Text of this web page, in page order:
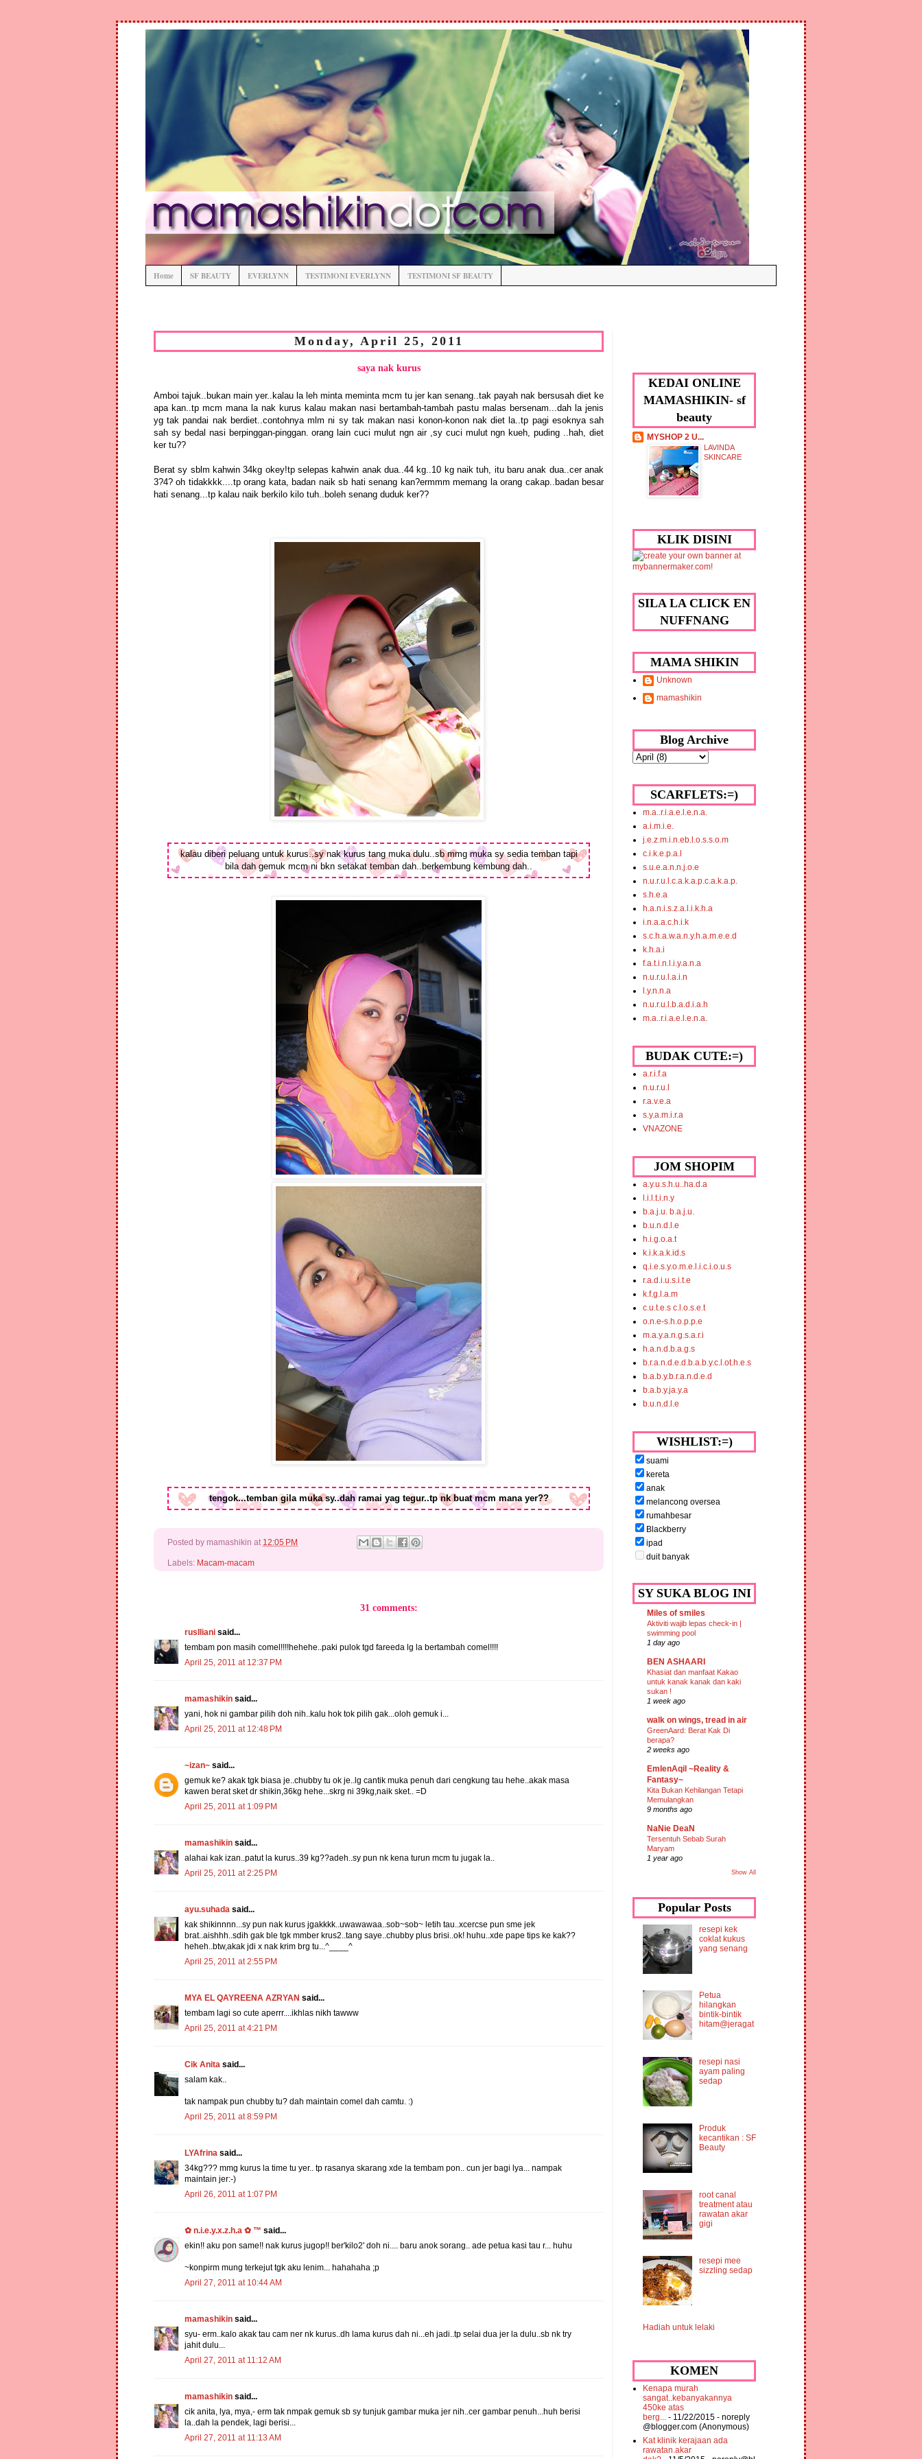
Home SF BEAUTY EVERLYNN TESTIMONI EVERLYNN TESTIMONI SF BEAUTY
Monday, April 25, 2011
saya nak kurus
Amboi tajuk..bukan main yer..kalau la leh minta meminta mcm tu jer kan senang..tak payah nak bersusah diet ke
apa kan..tp mcm mana la nak kurus kalau makan nasi bertambah-tambah pastu malas bersenam...dah la jenis
yg tak pandai nak berdiet..contohnya mlm ni sy tak makan nasi konon-konon nak diet la..tp pagi esoknya sah
sah sy bedal nasi berpinggan-pinggan. orang lain cuci mulut ngn air ,sy cuci mulut ngn kueh, puding ..hah, diet
ker tu??
Berat sy sblm kahwin 34kg okey!tp selepas kahwin anak dua..44 kg..10 kg naik tuh, itu baru anak dua..cer anak
3?4? oh tidakkkk....tp orang kata, badan naik sb hati senang kan?ermmm memang la orang cakap..badan besar
hati senang...tp kalau naik berkilo kilo tuh..boleh senang duduk ker??
kalau diberi peluang untuk kurus..sy nak kurus tang muka dulu..sb mmg muka sy sedia temban tapi
bila dah gemuk mcm ni bkn setakat temban dah..berkembung kembung dah..
tengok...temban gila muka sy..dah ramai yag tegur..tp nk buat mcm mana yer??
Posted by mamashikin at 12:05 PM
Labels: Macam-macam
31 comments:
rusIliani said...
tembam pon masih comel!!!!hehehe..paki pulok tgd fareeda lg la bertambah comel!!!!
April 25, 2011 at 12:37 PM
mamashikin said...
yani, hok ni gambar pilih doh nih..kalu hok tok pilih gak...oloh gemuk i...
April 25, 2011 at 12:48 PM
~izan~ said...
gemuk ke? akak tgk biasa je..chubby tu ok je..lg cantik muka penuh dari cengkung tau hehe..akak masa
kawen berat sket dr shikin,36kg hehe...skrg ni 39kg,naik sket.. =D
April 25, 2011 at 1:09 PM
mamashikin said...
alahai kak izan..patut la kurus..39 kg??adeh..sy pun nk kena turun mcm tu jugak la..
April 25, 2011 at 2:25 PM
ayu.suhada said...
kak shikinnnn...sy pun nak kurus jgakkkk..uwawawaa..sob~sob~ letih tau..xcercse pun sme jek
brat..aishhh..sdih gak ble tgk mmber krus2..tang saye..chubby plus brisi..ok! huhu..xde pape tips ke kak??
heheh..btw,akak jdi x nak krim brg tu...^____^
April 25, 2011 at 2:55 PM
MYA EL QAYREENA AZRYAN said...
tembam lagi so cute aperrr....ikhlas nikh tawww
April 25, 2011 at 4:21 PM
Cik Anita said...
salam kak..
tak nampak pun chubby tu? dah maintain comel dah camtu. :)
April 25, 2011 at 8:59 PM
LYAfrina said...
34kg??? mmg kurus la time tu yer.. tp rasanya skarang xde la tembam pon.. cun jer bagi lya... nampak
maintain jer:-)
April 26, 2011 at 1:07 PM
✿ n.i.e.y.x.z.h.a ✿ ™ said...
ekin!! aku pon same!! nak kurus jugop!! ber'kilo2' doh ni.... baru anok sorang.. ade petua kasi tau r... huhu
~konpirm mung terkejut tgk aku lenim... hahahaha ;p
April 27, 2011 at 10:44 AM
mamashikin said...
syu- erm..kalo akak tau cam ner nk kurus..dh lama kurus dah ni...eh jadi..tp selai dua jer la dulu..sb nk try
jahit dulu...
April 27, 2011 at 11:12 AM
mamashikin said...
cik anita, lya, mya,- erm tak nmpak gemuk sb sy tunjuk gambar muka jer nih..cer gambar penuh...huh berisi
la..dah la pendek, lagi berisi...
April 27, 2011 at 11:13 AM
KEDAI ONLINE
MAMASHIKIN- sf
beauty
MYSHOP 2 U...
LAVINDA
SKINCARE
KLIK DISINI
SILA LA CLICK EN
NUFFNANG
MAMA SHIKIN
Unknown
mamashikin
Blog Archive
SCARFLETS:=)
m.a..r.i.a.e.l.e.n.a.
a.i.m.i.e.
j.e.z.m.i.n.eb.l.o.s.s.o.m
c.i.k.e.p.a.l
s.u.e.a.n.n.j.o.e
n.u.r.u.l.c.a.k.a.p.c.a.k.a.p.
s.h.e.a
h.a.n.i.s.z.a.l.i.k.h.a
i.n.a.a.c.h.i.k
s.c.h.a.w.a.n.y.h.a.m.e.e.d
k.h.a.i
f.a.t.i.n.l.i.y.a.n.a
n.u.r.u.l.a.i.n
l.y.n.n.a
n.u.r.u.l.b.a.d.i.a.h
m.a..r.i.a.e.l.e.n.a.
BUDAK CUTE:=)
a.r.i.f.a
n.u.r.u.l
r.a.v.e.a
s.y.a.m.i.r.a
VNAZONE
JOM SHOPIM
a.y.u.s.h.u..ha.d.a
l.i.l.t.i.n.y
b.a.j.u. b.a.j.u.
b.u.n.d.l.e
h.i.g.o.a.t
k.i.k.a.k.id.s
q.i.e.s.y.o.m.e.l.i.c.i.o.u.s
r.a.d.i.u.s.i.t.e
k.f.g.l.a.m
c.u.t.e.s c.l.o.s.e.t
o.n.e-s.h.o.p.p.e
m.a.y.a.n.g.s.a.r.i
h.a.n.d.b.a.g.s
b.r.a.n.d.e.d.b.a.b.y.c.l.ot.h.e.s
b.a.b.y.b.r.a.n.d.e.d
b.a.b.y.ja.y.a
b.u.n.d.l.e
WISHLIST:=)
suami
kereta
anak
melancong oversea
rumahbesar
Blackberry
ipad
duit banyak
SY SUKA BLOG INI
Miles of smiles
Aktiviti wajib lepas check-in |
swimming pool
1 day ago
BEN ASHAARI
Khasiat dan manfaat Kakao
untuk kanak kanak dan kaki
sukan !
1 week ago
walk on wings, tread in air
GreenAard: Berat Kak Di
berapa?
2 weeks ago
EmIenAqil ~Reality &
Fantasy~
Kita Bukan Kehilangan Tetapi
Memulangkan
9 months ago
NaNie DeaN
Tersentuh Sebab Surah
Maryam
1 year ago
Show All
Popular Posts
resepi kek
coklat kukus
yang senang
Petua
hilangkan
bintik-bintik
hitam@jeragat
resepi nasi
ayam paling
sedap
Produk
kecantikan : SF
Beauty
root canal
treatment atau
rawatan akar
gigi
resepi mee
sizzling sedap
Hadiah untuk lelaki
KOMEN
Kenapa murah
sangat..kebanyakannya
450ke atas
berg... - 11/22/2015 - noreply
@blogger.com (Anonymous)
Kat klinik kerajaan ada
rawatan.akar